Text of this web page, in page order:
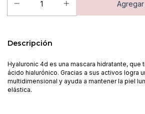
Descripción
Hyaluronic 4d es una mascara hidratante, que
ácido hialurónico. Gracias a sus activos logra
multidimensional y ayuda a mantener la piel
elástica.